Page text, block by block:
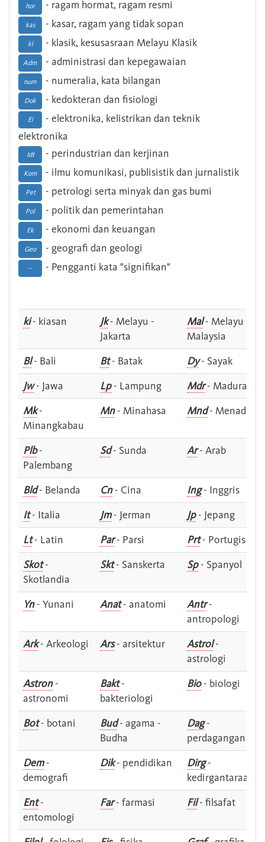
hor - ragam hormat, ragam resmi
kas - kasar, ragam yang tidak sopan
kl - klasik, kesusasraan Melayu Klasik
Adm - administrasi dan kepegawaian
num - numeralia, kata bilangan
Dok - kedokteran dan fisiologi
El
- elektronika, kelistrikan dan teknik
elektronika
Idt - perindustrian dan kerjinan
Kom - ilmu komunikasi, publisistik dan jurnalistik
Pet - petrologi serta minyak dan gas bumi
Pol - politik dan pemerintahan
Ek - ekonomi dan keuangan
Geo - geografi dan geologi
-- - Pengganti kata "signifikan"
ki- kiasan Jk- Melayu -
Jakarta
Mal- Melayu -
Malaysia
Bl- Bali Bt- Batak Dy- Sayak
Jw- Jawa Lp- Lampung Mdr- Madura
Mk-
Minangkabau
Mn- Minahasa Mnd- Menado
Plb-
Palembang
Sd- Sunda Ar- Arab
Bld- Belanda Cn- Cina Ing- Inggris
It- Italia Jm- Jerman Jp- Jepang
Lt- Latin Par- Parsi Prt- Portugis
Skot-
Skotlandia
Skt- Sanskerta Sp- Spanyol
Yn- Yunani Anat- anatomi Antr-
antropologi
Ark- Arkeologi Ars- arsitektur Astrol-
astrologi
Astron-
astronomi
Bakt-
bakteriologi
Bio- biologi
Bot- botani Bud- agama -
Budha
Dag-
perdagangan
Dem-
demografi
Dik- pendidikan Dirg-
kedirgantaraan
Ent-
entomologi
Far- farmasi Fil- filsafat